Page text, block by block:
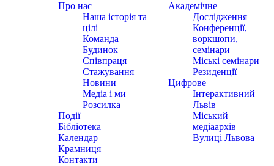
Про нас
Наша історія та
цілі
Команда
Будинок
Співпраця
Стажування
Новини
Медіа і ми
Розсилка
Події
Бібліотека
Календар
Крамниця
Контакти
Академічне
Дослідження
Конференції,
воркшопи,
семінари
Міські семінари
Резиденції
Цифрове
Інтерактивний
Львів
Міський
медіаархів
Вулиці Львова